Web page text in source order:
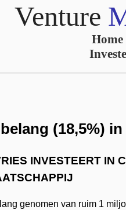
Venture
Home
(18,5%) in
INVESTEERT IN
genomen van ruim 1